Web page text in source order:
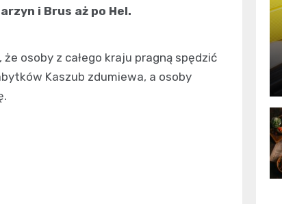
i Brus aż po Hel.
osoby z całego kraju pragną spędzić
Kaszub zdumiewa, a osoby